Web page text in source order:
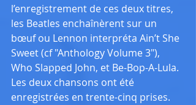
l’enregistrement de ces deux titres,
les Beatles enchaînèrent sur un
bœuf ou Lennon interpréta Ain’t She
Sweet (cf "Anthology Volume 3"),
Who Slapped John, et Be-Bop-A-Lula.
Les deux chansons ont été
enregistrées en trente-cinq prises.